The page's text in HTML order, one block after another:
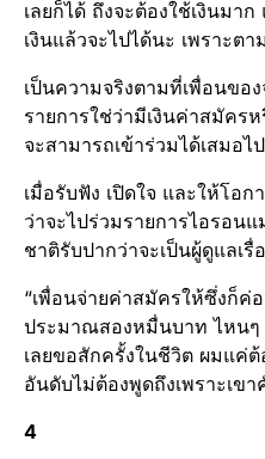
เลยก็ได้ ถึงจะต้องใช้เงินมา
เงินแล้วจะไปได้นะ เพราะต
เป็นความจริงตามที่เพื่อนขอ
รายการใช่ว่ามีเงินค่าสมัคร
จะสามารถเข้าร่วมได้เสมอไป
เมื่อรับฟัง เปิดใจ และให้โอก
ว่าจะไปร่วมรายการไอรอน
ชาติรับปากว่าจะเป็นผู้ดูแลเรื่
“เพื่อนจ่ายค่าสมัครให้ซึ่งก็ค่
ประมาณสองหมื่นบาท ไหนๆ
เลยขอสักครั้งในชีวิต ผมแค่ต้
อันดับไม่ต้องพูดถึงเพราะเข
4